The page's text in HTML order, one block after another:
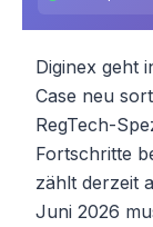
Diginex geht
Case neu
RegTech-
Fortschritte
zählt derzeit
Juni 2026